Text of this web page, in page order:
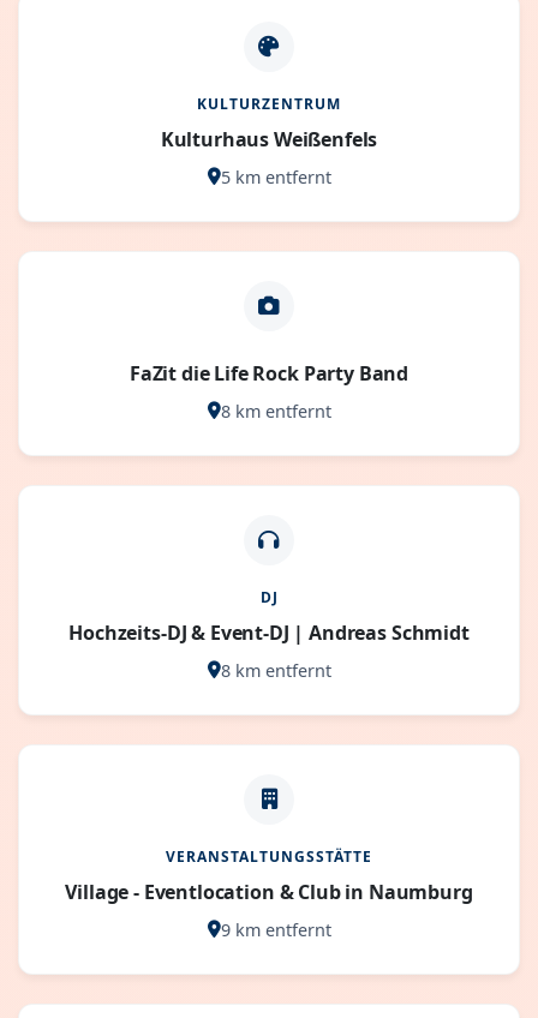
KULTURZENTRUM
Kulturhaus Weißenfels
5 km entfernt
FaZit die Life Rock Party Band
8 km entfernt
DJ
Hochzeits-DJ & Event-DJ | Andreas Schmidt
8 km entfernt
VERANSTALTUNGSSTÄTTE
Village - Eventlocation & Club in Naumburg
9 km entfernt